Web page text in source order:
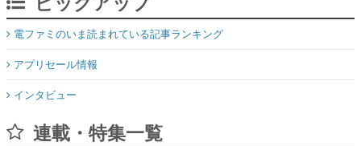
電ファミのいま読まれている記事ランキング
アプリセール情報
インタビュー
連載・特集一覧